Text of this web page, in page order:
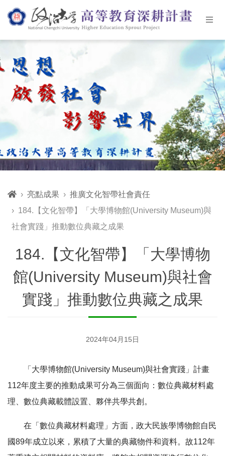
亮點成果
推廣文化智帶社會責任
184.【文化智帶】「大學博物館(University Museum)與
社會實踐」推動數位典藏之成果
184.【文化智帶】「大學博物
館(University Museum)與社會
實踐」推動數位典藏之成果
2024年04月15日
「大學博物館(University Museum)與社會實踐」計畫
112年度主要的推動成果可分為三個面向：數位典藏材料處
理、數位典藏載體設置、夥伴共學共創。
在「數位典藏材料處理」方面，政大民族學博物館自民
國89年成立以來，累積了大量的典藏物件和資料。故112年